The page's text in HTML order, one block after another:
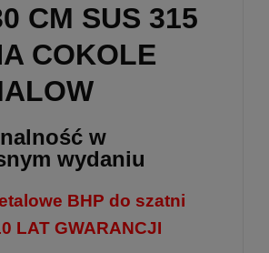
CM SUS 315
COKOLE
w
wydaniu
BHP do szatni
LAT GWARANCJI